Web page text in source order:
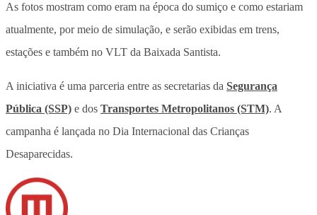
As fotos mostram como eram na época do sumiço e como estariam
atualmente, por meio de simulação, e serão exibidas em trens,
estações e também no VLT da Baixada Santista.
A iniciativa é uma parceria entre as secretarias da Segurança
Pública (SSP) e dos Transportes Metropolitanos (STM). A
campanha é lançada no Dia Internacional das Crianças
Desaparecidas.